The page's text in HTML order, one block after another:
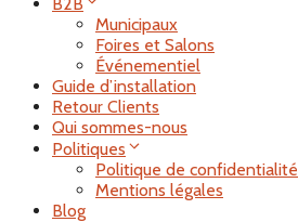
Municipaux
Foires et Salons
Événementiel
Guide d’installation
Retour Clients
Qui sommes-nous
Politiques
Politique de confidentialité
Mentions légales
Blog